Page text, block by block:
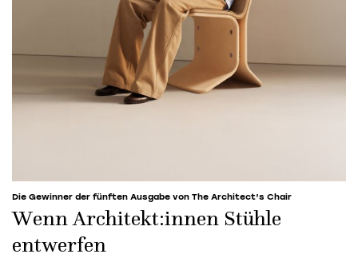
Die Gewinner der fünften Ausgabe von The Architect’s Chair
Wenn Architekt:innen Stühle
entwerfen